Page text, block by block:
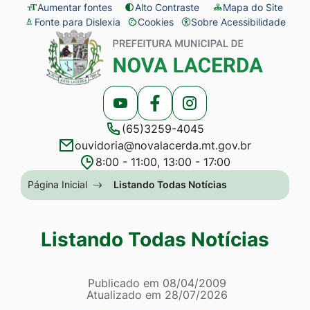
Seção
de
atalhos
acessibilidade
Ir
para
conteúdo
menu
[alt+2]
para
Aumentar fontes Alto Contraste
Mapa do Site
Fonte para Dislexia
Cookies
Abrir
preferências
de
cookies
Sobre Acessibilidade
Seção
menu
Acessar
a
Rede
Social
Acessar
a
Rede
Social
Acessar
a
Rede
Social
(65)3259-4045
ouvidoria@novalacerda.mt.gov.br
8:00 - 11:00, 13:00 - 17:00
Seção
do
principal
Página Inicial Listando Todas Notícias
Listando Todas Notícias
Página Listando Todas
Informações
Publicado em 08/04/2009
Atualizado em 28/07/2026